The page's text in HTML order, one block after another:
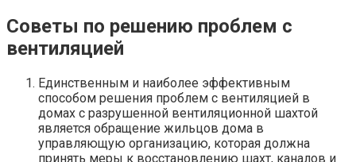
Советы по решению проблем с
вентиляцией
Единственным и наиболее эффективным
способом решения проблем с вентиляцией в
домах с разрушенной вентиляционной шахтой
является обращение жильцов дома в
управляющую организацию, которая должна
принять меры к восстановлению шахт, каналов и